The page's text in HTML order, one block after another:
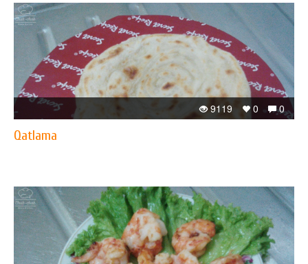
0
0
9119
Qatlama